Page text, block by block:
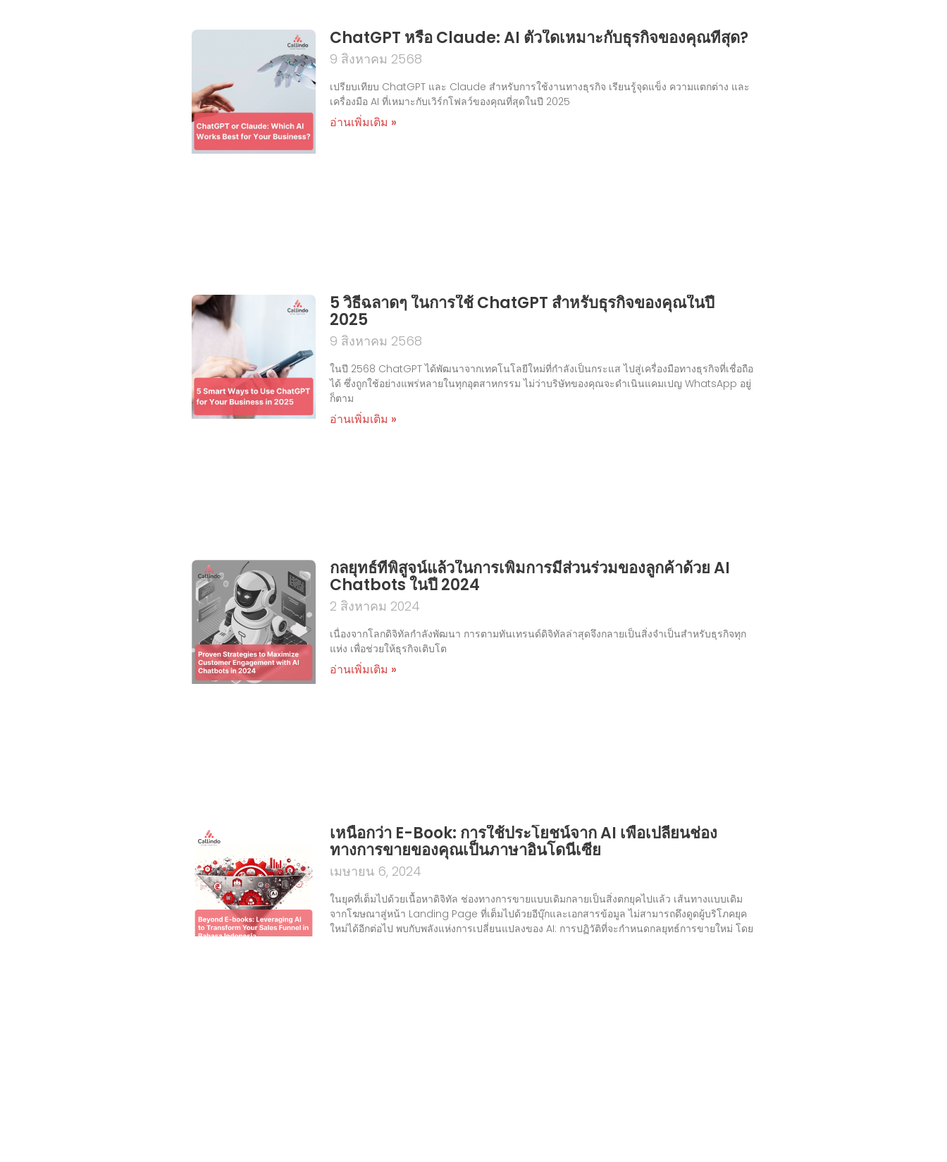
ChatGPT หรือ Claude: AI ตัวใดเหมาะกับธุรกิจของคุณที่สุด?
9 สิงหาคม 2568
เปรียบเทียบ ChatGPT และ Claude สำหรับการใช้งานทางธุรกิจ เรียนรู้จุดแข็ง ความแตกต่าง และ
เครื่องมือ AI ที่เหมาะกับเวิร์กโฟลว์ของคุณที่สุดในปี 2025
อ่านเพิ่มเติม »
5 วิธีฉลาดๆ ในการใช้ ChatGPT สำหรับธุรกิจของคุณในปี
2025
9 สิงหาคม 2568
ในปี 2568 ChatGPT ได้พัฒนาจากเทคโนโลยีใหม่ที่กำลังเป็นกระแส ไปสู่เครื่องมือทางธุรกิจที่เชื่อถือ
ได้ ซึ่งถูกใช้อย่างแพร่หลายในทุกอุตสาหกรรม ไม่ว่าบริษัทของคุณจะดำเนินแคมเปญ WhatsApp อยู่
ก็ตาม
อ่านเพิ่มเติม »
กลยุทธ์ที่พิสูจน์แล้วในการเพิ่มการมีส่วนร่วมของลูกค้าด้วย AI
Chatbots ในปี 2024
2 สิงหาคม 2024
เนื่องจากโลกดิจิทัลกำลังพัฒนา การตามทันเทรนด์ดิจิทัลล่าสุดจึงกลายเป็นสิ่งจำเป็นสำหรับธุรกิจทุก
แห่ง เพื่อช่วยให้ธุรกิจเติบโต
อ่านเพิ่มเติม »
เหนือกว่า E-Book: การใช้ประโยชน์จาก AI เพื่อเปลี่ยนช่อง
ทางการขายของคุณเป็นภาษาอินโดนีเซีย
เมษายน 6, 2024
ในยุคที่เต็มไปด้วยเนื้อหาดิจิทัล ช่องทางการขายแบบเดิมกลายเป็นสิ่งตกยุคไปแล้ว เส้นทางแบบเดิม
จากโฆษณาสู่หน้า Landing Page ที่เต็มไปด้วยอีบุ๊กและเอกสารข้อมูล ไม่สามารถดึงดูดผู้บริโภคยุค
ใหม่ได้อีกต่อไป พบกับพลังแห่งการเปลี่ยนแปลงของ AI: การปฏิวัติที่จะกำหนดกลยุทธ์การขายใหม่ โดย